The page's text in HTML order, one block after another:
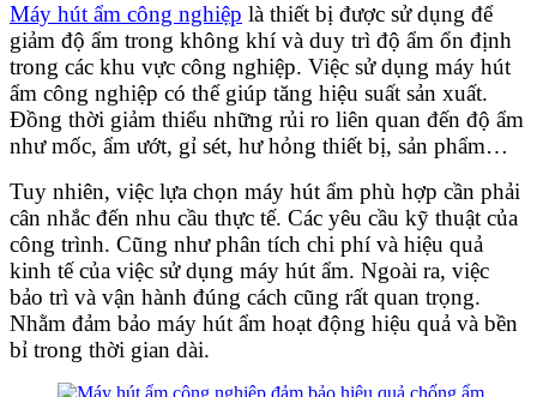
Máy hút ẩm công nghiệp là thiết bị được sử dụng để
giảm độ ẩm trong không khí và duy trì độ ẩm ổn định
trong các khu vực công nghiệp. Việc sử dụng máy hút
ẩm công nghiệp có thể giúp tăng hiệu suất sản xuất.
Đồng thời giảm thiểu những rủi ro liên quan đến độ ẩm
như mốc, ẩm ướt, gỉ sét, hư hỏng thiết bị, sản phẩm…
Tuy nhiên, việc lựa chọn máy hút ẩm phù hợp cần phải
cân nhắc đến nhu cầu thực tế. Các yêu cầu kỹ thuật của
công trình. Cũng như phân tích chi phí và hiệu quả
kinh tế của việc sử dụng máy hút ẩm. Ngoài ra, việc
bảo trì và vận hành đúng cách cũng rất quan trọng.
Nhằm đảm bảo máy hút ẩm hoạt động hiệu quả và bền
bỉ trong thời gian dài.